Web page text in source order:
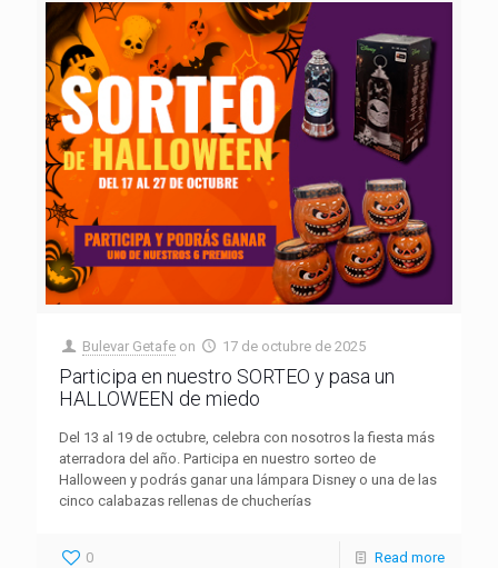
Bulevar Getafe on 17 de octubre de 2025
Participa en nuestro SORTEO y pasa un
HALLOWEEN de miedo
Del 13 al 19 de octubre, celebra con nosotros la fiesta más
aterradora del año. Participa en nuestro sorteo de
Halloween y podrás ganar una lámpara Disney o una de las
cinco calabazas rellenas de chucherías
0 Read more